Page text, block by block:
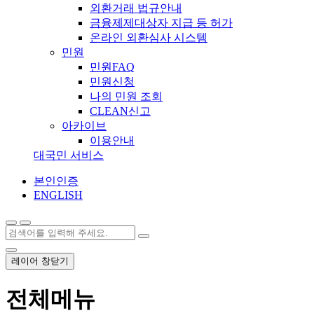
외환거래 법규안내
금융제제대상자 지급 등 허가
온라인 외환심사 시스템
민원
민원FAQ
민원신청
나의 민원 조회
CLEAN신고
아카이브
이용안내
대국민 서비스
본인인증
ENGLISH
레이어 창닫기
전체메뉴